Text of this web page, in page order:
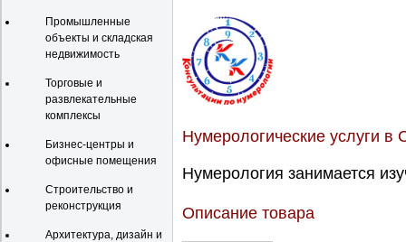
Промышленные
объекты и складская
недвижимость
Торговые и
развлекательные
комплексы
Бизнес-центры и
офисные помещения
Строительство и
реконструкция
Архитектура, дизайн и
Нумерологические услуги в
Нумерология занимается
Описание товара